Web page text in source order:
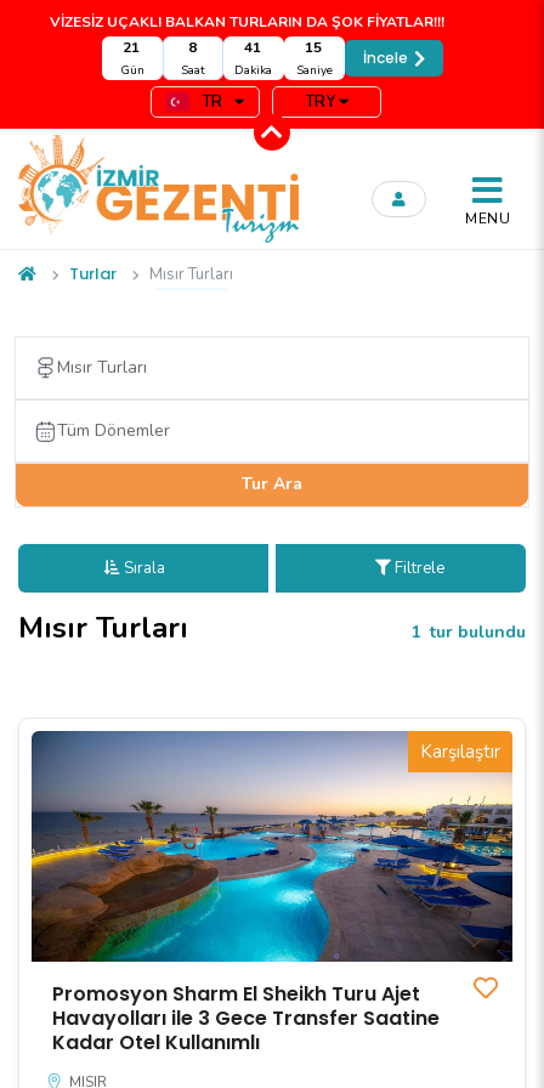
VİZESİZ UÇAKLI BALKAN TURLARIN DA ŞOK FİYATLAR!!!
21
Gün
8
Saat
41
Dakika
14
Saniye
İncele
TR TRY
MENU
Turlar Mısır Turları
Tur Ara
Sırala Filtrele
Mısır Turları 1 tur bulundu
Karşılaştır
Promosyon Sharm El Sheikh Turu Ajet
Havayolları ile 3 Gece Transfer Saatine
Kadar Otel Kullanımlı
MISIR